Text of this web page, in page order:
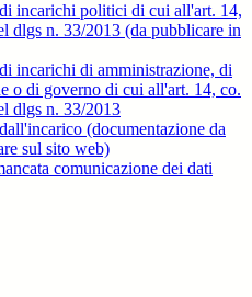
incarichi politici di cui all'art. 14,
dlgs n. 33/2013 (da pubblicare in
incarichi di amministrazione, di
o di governo di cui all'art. 14, co.
dlgs n. 33/2013
(documentazione da
sul sito web)
comunicazione dei dati